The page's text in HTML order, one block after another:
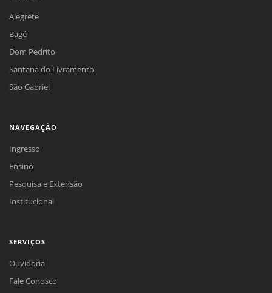
Alegrete
Bagé
Dom Pedrito
Santana do Livramento
São Gabriel
NAVEGAÇÃO
Ingresso
Ensino
Pesquisa e Extensão
Institucional
SERVIÇOS
Ouvidoria
Fale Conosco